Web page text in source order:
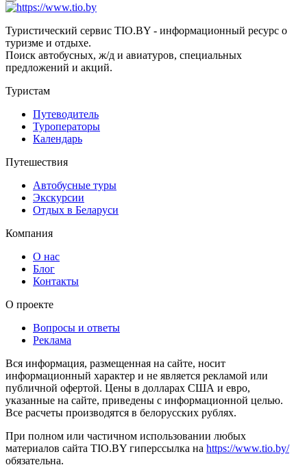
Туристический сервис TIO.BY - информационный ресурс о
туризме и отдыхе.
Поиск автобусных, ж/д и авиатуров, специальных
предложений и акций.
Туристам
Путеводитель
Туроператоры
Календарь
Путешествия
Автобусные туры
Экскурсии
Отдых в Беларуси
Компания
О нас
Блог
Контакты
О проекте
Вопросы и ответы
Реклама
Вся информация, размещенная на сайте, носит
информационный характер и не является рекламой или
публичной офертой. Цены в долларах США и евро,
указанные на сайте, приведены с информационной целью.
Все расчеты производятся в белорусских рублях.
При полном или частичном использовании любых
материалов сайта TIO.BY гиперссылка на https://www.tio.by/
обязательна.